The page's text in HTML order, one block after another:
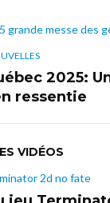
2025:
ressentie
VIDÉOS